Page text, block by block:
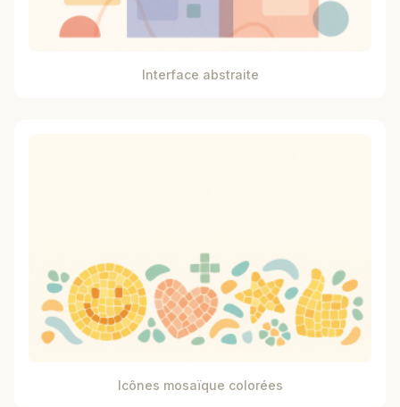
Interface abstraite
Icônes mosaïque colorées